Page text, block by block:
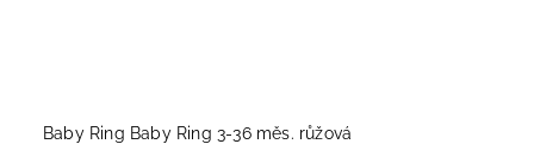
Baby Ring Baby Ring 3-36 měs. růžová